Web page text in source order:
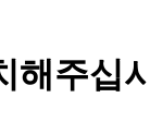
해주십